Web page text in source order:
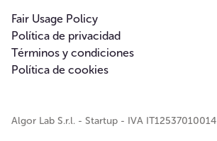
Algor Lab S.r.l. - Startup - IVA IT12537010014
Fair Usage Policy
Política de privacidad
Términos y condiciones
Política de cookies